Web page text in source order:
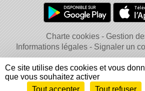
Charte cookies
Gestion
Informations légales
Signaler un
Ce site utilise des cookies et vous
que vous souhaitez activer
Tout accepter
Tout refuser